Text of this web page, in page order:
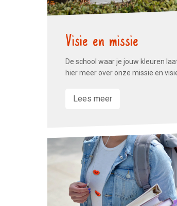
Visie en missie
De school waar je jouw kleuren
hier meer over onze missie en
Lees meer